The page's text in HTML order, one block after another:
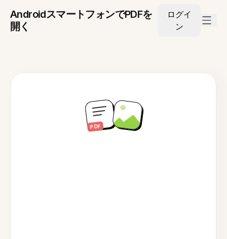
AndroidスマートフォンでPDFを
開く
ログイ
ン